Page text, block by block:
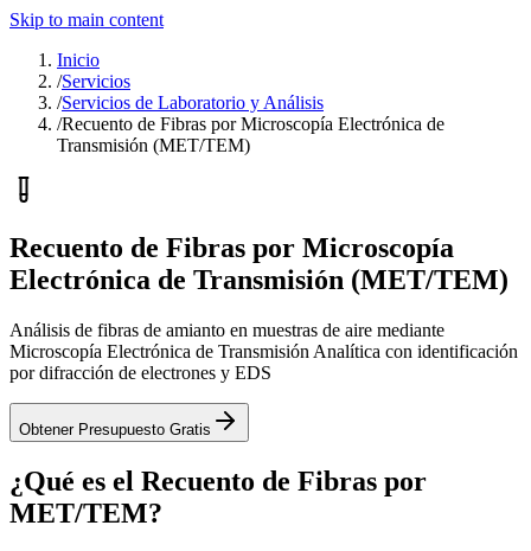
Skip to main content
Inicio
/Servicios
/Servicios de Laboratorio y Análisis
/Recuento de Fibras por Microscopía Electrónica de
Transmisión (MET/TEM)
Recuento de Fibras por Microscopía
Electrónica de Transmisión (MET/TEM)
Análisis de fibras de amianto en muestras de aire mediante
Microscopía Electrónica de Transmisión Analítica con identificación
por difracción de electrones y EDS
Obtener Presupuesto Gratis
¿Qué es el Recuento de Fibras por
MET/TEM?